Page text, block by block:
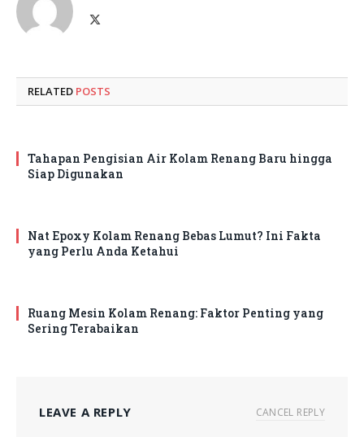
RELATED POSTS
Tahapan Pengisian Air Kolam Renang Baru hingga
Siap Digunakan
Nat Epoxy Kolam Renang Bebas Lumut? Ini Fakta
yang Perlu Anda Ketahui
Ruang Mesin Kolam Renang: Faktor Penting yang
Sering Terabaikan
LEAVE A REPLY CANCEL REPLY